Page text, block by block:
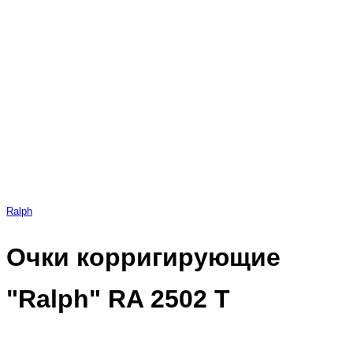
Ralph
Очки корригирующие
"Ralph" RA 2502 Т